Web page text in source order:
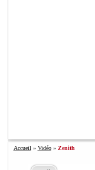
Accueil » Vidéo» Zenith